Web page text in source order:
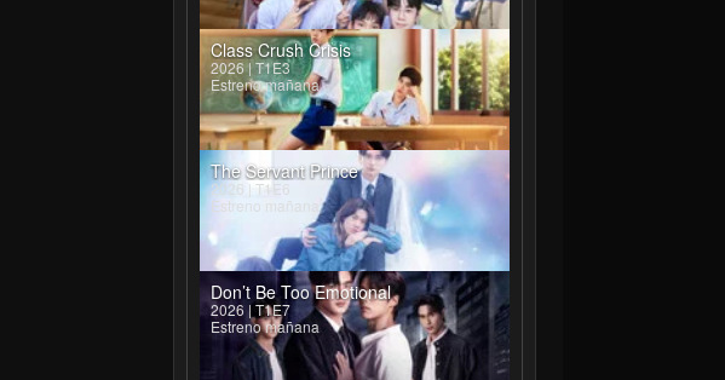
Class Crush Crisis
2026 | T1E3
Estreno mañana
The Servant Prince
2026 | T1E6
Estreno mañana
Don’t Be Too Emotional
2026 | T1E7
Estreno mañana